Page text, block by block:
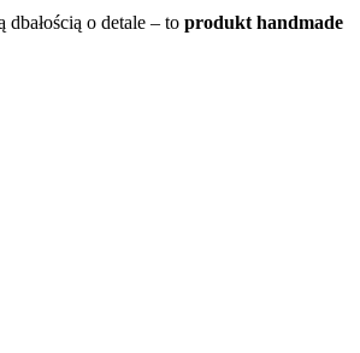
o detale – to produkt handmade